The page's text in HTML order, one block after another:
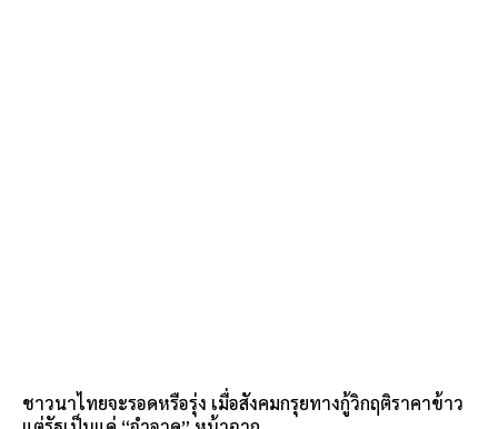
ชาวนาไทยจะรอดหรือรุ่ง เมื่อสังคมกรุยทางกู้วิกฤติราคาข้าว